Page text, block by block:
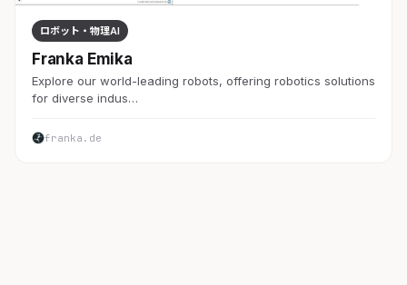
ロボット・物理AI
Franka Emika
Explore our world-leading robots, offering robotics solutions
for diverse indus…
franka.de